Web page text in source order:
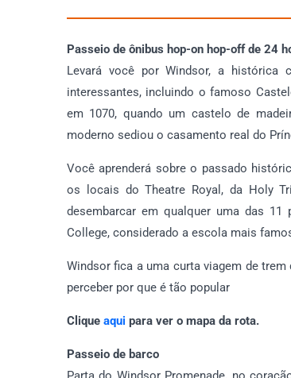
Passeio de ônibus hop-on hop-off de 24
Levará você por Windsor, a histórica
interessantes, incluindo o famoso
em 1070, quando um castelo de
moderno sediou o casamento real do
Você aprenderá sobre o passado
os locais do Theatre Royal, da Holy
desembarcar em qualquer uma das
College, considerado a escola mais
Windsor fica a uma curta viagem de
perceber por que é tão popular
Clique aqui para ver o mapa da rota.
Passeio de barco